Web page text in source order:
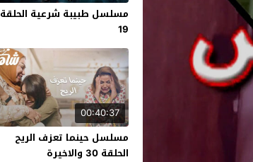
مسلسل طبيبة شرعية الحلقة
19
00:40:37
مسلسل حينما تعزف الريح
الحلقة 30 والاخيرة